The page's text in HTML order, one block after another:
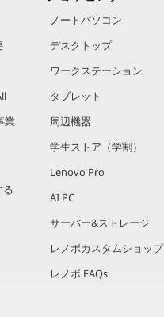
業
る
ノートパソコン
デスクトップ
ワークステーション
タブレット
周辺機器
学生ストア（学割）
Lenovo Pro
AI PC
サーバー&ストレージ
レノボカスタムショップ
レノボ FAQs